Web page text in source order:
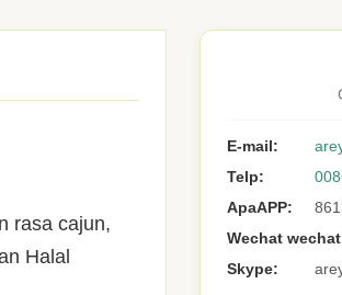
rasa cajun,
Halal
E-mail:
Telp:
ApaAPP:
Wechat
Skype: